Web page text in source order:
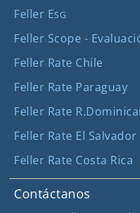
Feller ESG
Feller Scope -
Feller Rate Chile
Feller Rate Paraguay
Feller Rate
Feller Rate El Salvador
Feller Rate Costa Rica
Contáctanos